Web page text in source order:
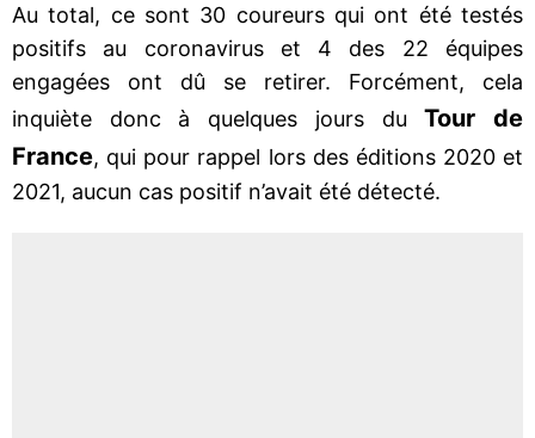
Au total, ce sont 30 coureurs qui ont été testés
positifs au coronavirus et 4 des 22 équipes
engagées ont dû se retirer. Forcément, cela
inquiète donc à quelques jours duTour de
France, qui pour rappel lors des éditions 2020 et
2021, aucun cas positif n’avait été détecté.